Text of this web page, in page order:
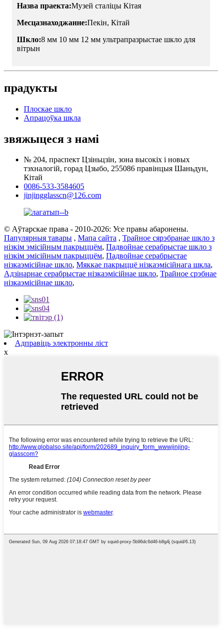
Назва праекта:Музей сталіцы Кітая
Месцазнаходжанне:Пекін, Кітай
Шкло:8 мм 10 мм 12 мм ультрапразрыстае шкло для
вітрын
прадукты
Плоскае шкло
Апрацоўка шкла
звяжыцеся з намі
№ 204, праспект Цзіньцзін, зона высокіх і новых
тэхналогій, горад Цзыбо, 255086 правінцыя Шаньдун,
Кітай
0086-533-3584605
jinjingglasscn@126.com
© Аўтарскае права - 2010-2026: Усе правы абаронены.
Папулярныя тавары , Мапа сайта , Трайное сярэбранае шкло з
нізкім эмісійным пакрыццём, Падвойнае серабрыстае шкло з
нізкім эмісійным пакрыццём, Падвойнае серабрыстае
нізкаэмісійнае шкло, Мяккае пакрыццё нізкаэмісійнага шкла,
Адзінарнае серабрыстае нізкаэмісійнае шкло, Трайное срэбнае
нізкаэмісійнае шкло,
Адправіць электронны ліст
x